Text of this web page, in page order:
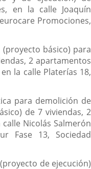
en la calle Joaquín
Promociones,
básico) para
2 apartamentos
la calle Platerías 18,
para demolición de
de 7 viviendas, 2
Nicolás Salmerón
Fase 13, Sociedad
de ejecución)